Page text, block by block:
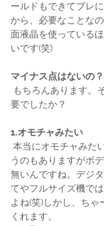
ールドもできてブレ
から、必要なことな
面液晶を使っている
いです(笑)
マイナス点はないの
要でしたか？
1.オモチャみたい
うのもありますがボ
無いんですね。デジ
てやフルサイズ機で
よね(笑)しかし、ちゃ
くれます。